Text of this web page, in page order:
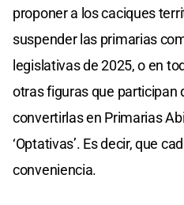
proponer a los caciques
suspender las primarias
legislativas de 2025, o en
otras figuras que participan
convertirlas en Primarias
‘Optativas’. Es decir, que
conveniencia.